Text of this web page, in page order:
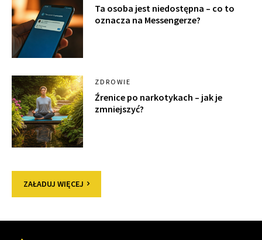
Ta osoba jest niedostępna – co to
oznacza na Messengerze?
ZDROWIE
Źrenice po narkotykach – jak je
zmniejszyć?
ZAŁADUJ WIĘCEJ